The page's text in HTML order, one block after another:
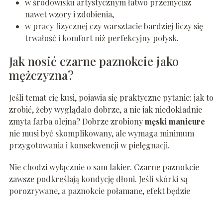
w środowisku artystycznym łatwo przemycisz
nawet wzory i zdobienia,
w pracy fizycznej czy warsztacie bardziej liczy się
trwałość i komfort niż perfekcyjny połysk.
Jak nosić czarne paznokcie jako
mężczyzna?
Jeśli temat cię kusi, pojawia się praktyczne pytanie: jak to
zrobić, żeby wyglądało dobrze, a nie jak niedokładnie
zmyta farba olejna? Dobrze zrobionymęski manicure
nie musi być skomplikowany, ale wymaga minimum
przygotowania i konsekwencji w pielęgnacji.
Nie chodzi wyłącznie o sam lakier. Czarne paznokcie
zawsze podkreślają kondycję dłoni. Jeśli skórki są
porozrywane, a paznokcie połamane, efekt będzie